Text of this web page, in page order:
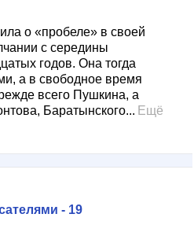
о «пробеле» в своей
с середины
годов. Она тогда
а в свободное время
всего Пушкина, а
Баратынского... Ещё
- 19